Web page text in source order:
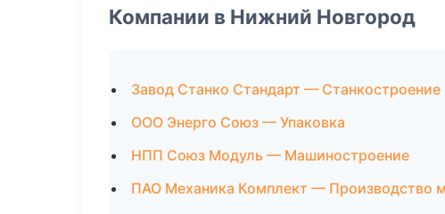
Компании в Нижний Новгород
Завод Станко Стандарт — Станкостроение
ООО Энерго Союз — Упаковка
НПП Союз Модуль — Машиностроение
ПАО Механика Комплект — Производство